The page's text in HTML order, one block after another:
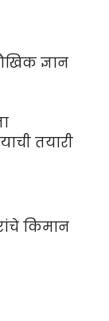
ज्ञान
तयारी
किमान